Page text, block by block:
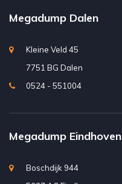
Megadump Dalen
Kleine Veld 45
7751 BG Dalen
0524 - 551004
Megadump Eindhoven
Boschdijk 944